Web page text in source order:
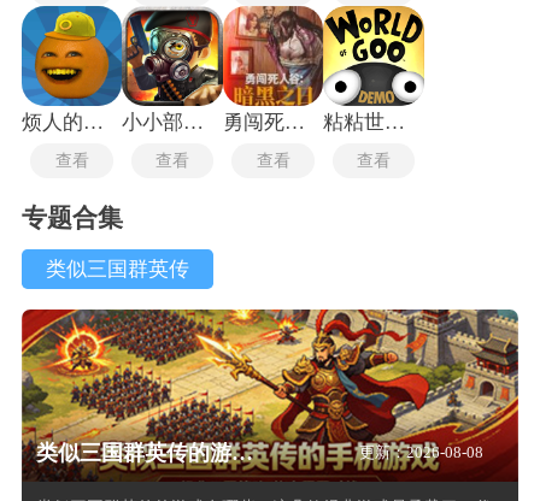
烦人的橘子
查看
小小部队2老版本
查看
勇闯死人谷暗黑之日
查看
粘粘世界2中文版
查看
专题合集
类似三国群英传
类似三国群英传的游戏推荐 更新：2026-08-08